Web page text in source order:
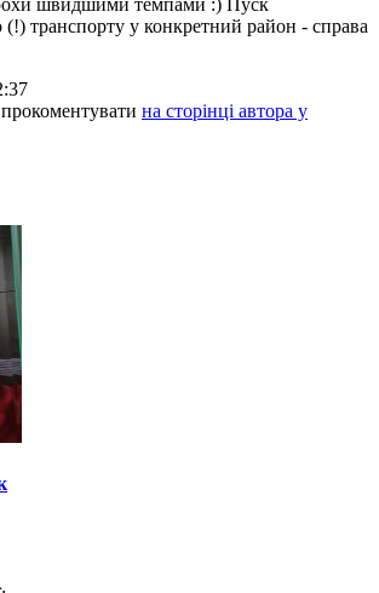
(!) транспорту у конкретний район - справа
на сторінці автора у